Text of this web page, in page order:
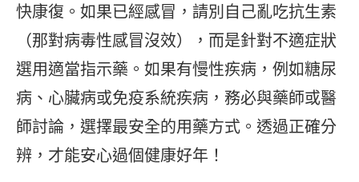
快康復。如果已經感冒，請別自己亂吃抗生素
（那對病毒性感冒沒效），而是針對不適症狀
選用適當指示藥。如果有慢性疾病，例如糖尿
病、心臟病或免疫系統疾病，務必與藥師或醫
師討論，選擇最安全的用藥方式。透過正確分
辨，才能安心過個健康好年！